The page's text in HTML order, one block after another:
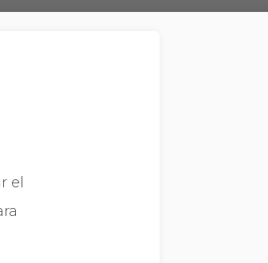
el